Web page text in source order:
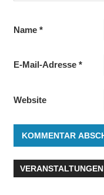
Name *
E-Mail-Adresse *
Website
VERANSTALTUNGEN